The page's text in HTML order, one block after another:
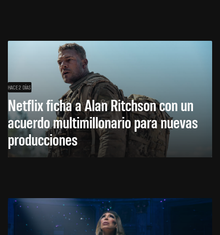
HACE 2 DÍAS
Netflix ficha a Alan Ritchson con un
acuerdo multimillonario para nuevas
producciones